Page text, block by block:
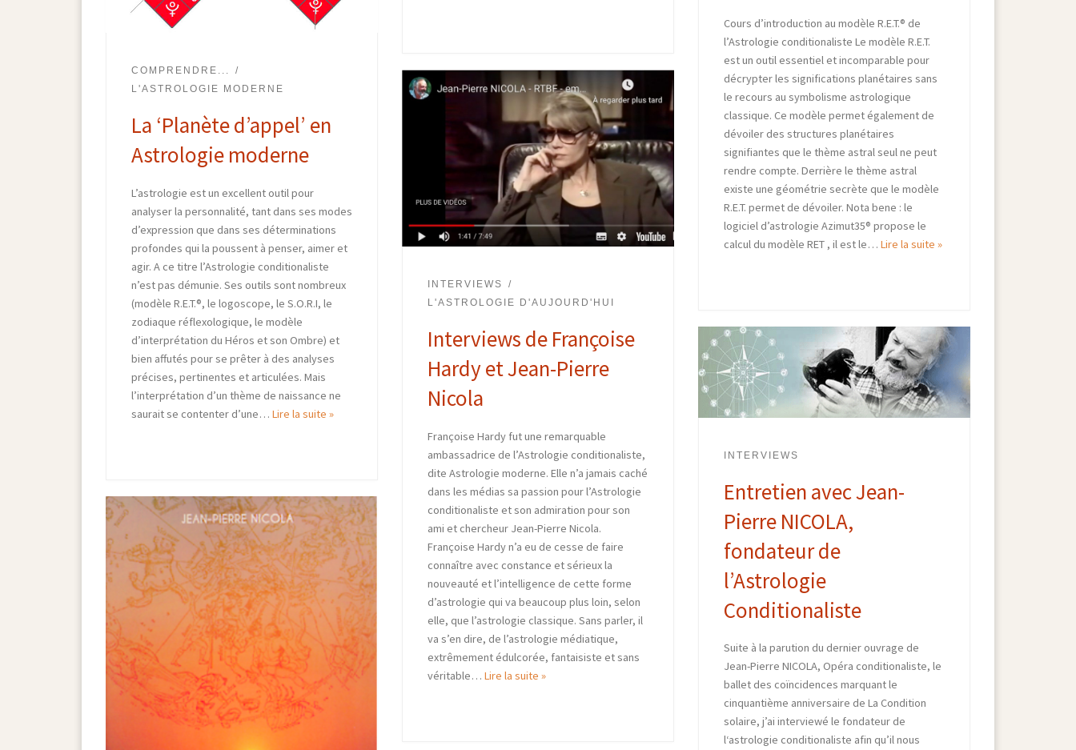
Cours d’introduction au modèle R.E.T.® de
l’Astrologie conditionaliste Le modèle R.E.T.
est un outil essentiel et incomparable pour
décrypter les significations planétaires sans
le recours au symbolisme astrologique
classique. Ce modèle permet également de
dévoiler des structures planétaires
signifiantes que le thème astral seul ne peut
rendre compte. Derrière le thème astral
existe une géométrie secrète que le modèle
R.E.T. permet de dévoiler. Nota bene : le
logiciel d’astrologie Azimut35® propose le
calcul du modèle RET , il est le… Lire la suite »
COMPRENDRE...
L'ASTROLOGIE MODERNE
La ‘Planète d’appel’ en
Astrologie moderne
L’astrologie est un excellent outil pour
analyser la personnalité, tant dans ses modes
d’expression que dans ses déterminations
profondes qui la poussent à penser, aimer et
agir. A ce titre l’Astrologie conditionaliste
n’est pas démunie. Ses outils sont nombreux
(modèle R.E.T.®, le logoscope, le S.O.R.I, le
zodiaque réflexologique, le modèle
d’interprétation du Héros et son Ombre) et
bien affutés pour se prêter à des analyses
précises, pertinentes et articulées. Mais
l’interprétation d’un thème de naissance ne
saurait se contenter d’une… Lire la suite »
INTERVIEWS
L'ASTROLOGIE D'AUJOURD'HUI
Interviews de Françoise
Hardy et Jean-Pierre
Nicola
Françoise Hardy fut une remarquable
ambassadrice de l’Astrologie conditionaliste,
dite Astrologie moderne. Elle n’a jamais caché
dans les médias sa passion pour l’Astrologie
conditionaliste et son admiration pour son
ami et chercheur Jean-Pierre Nicola.
Françoise Hardy n’a eu de cesse de faire
connaître avec constance et sérieux la
nouveauté et l’intelligence de cette forme
d’astrologie qui va beaucoup plus loin, selon
elle, que l’astrologie classique. Sans parler, il
va s’en dire, de l’astrologie médiatique,
extrêmement édulcorée, fantaisiste et sans
véritable… Lire la suite »
INTERVIEWS
Entretien avec Jean-
Pierre NICOLA,
fondateur de
l’Astrologie
Conditionaliste
Suite à la parution du dernier ouvrage de
Jean-Pierre NICOLA, Opéra conditionaliste, le
ballet des coïncidences marquant le
cinquantième anniversaire de La Condition
solaire, j’ai interviewé le fondateur de
l‘astrologie conditionaliste afin qu’il nous